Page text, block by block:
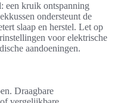
een kruik ontspanning
ondersteunt de
slaap en herstel. Let op
voor elektrische
aandoeningen.
Draagbare